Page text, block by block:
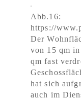
Abb.16:
https://
Der
von 15 qm
qm fast
hat sich
auch im